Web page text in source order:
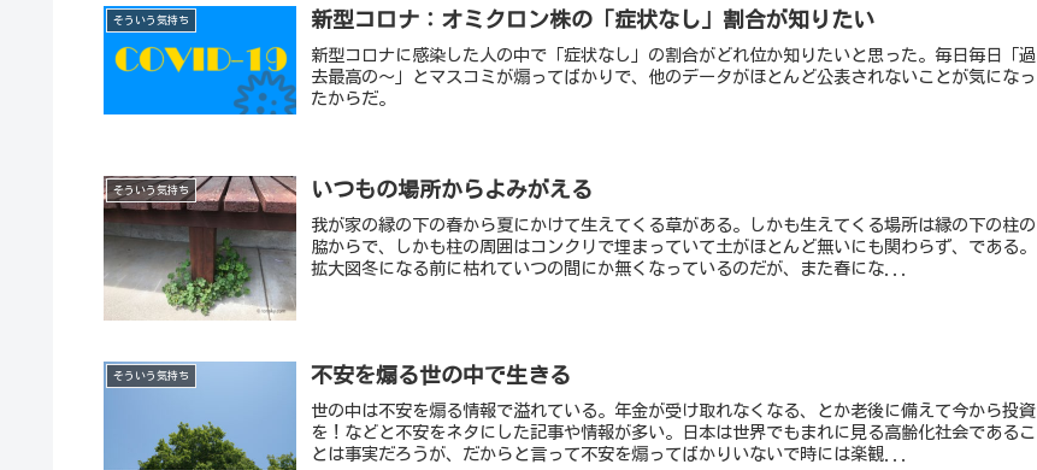
そういう気持ち 新型コロナ：オミクロン株の「症状なし」割合が知りたい
新型コロナに感染した人の中で「症状なし」の割合がどれ位か知りたいと思った。毎日毎日「過
去最高の～」とマスコミが煽ってばかりで、他のデータがほとんど公表されないことが気になっ
たからだ。
そういう気持ち いつもの場所からよみがえる
我が家の縁の下の春から夏にかけて生えてくる草がある。しかも生えてくる場所は縁の下の柱の
脇からで、しかも柱の周囲はコンクリで埋まっていて土がほとんど無いにも関わらず、である。
拡大図冬になる前に枯れていつの間にか無くなっているのだが、また春にな...
そういう気持ち 不安を煽る世の中で生きる
世の中は不安を煽る情報で溢れている。年金が受け取れなくなる、とか老後に備えて今から投資
を！などと不安をネタにした記事や情報が多い。日本は世界でもまれに見る高齢化社会であるこ
とは事実だろうが、だからと言って不安を煽ってばかりいないで時には楽観...